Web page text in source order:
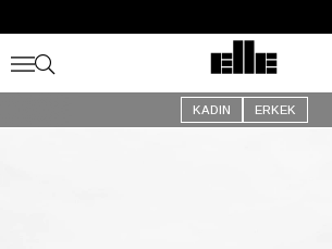
Kargo Ücretsiz!
KADIN ERKEK